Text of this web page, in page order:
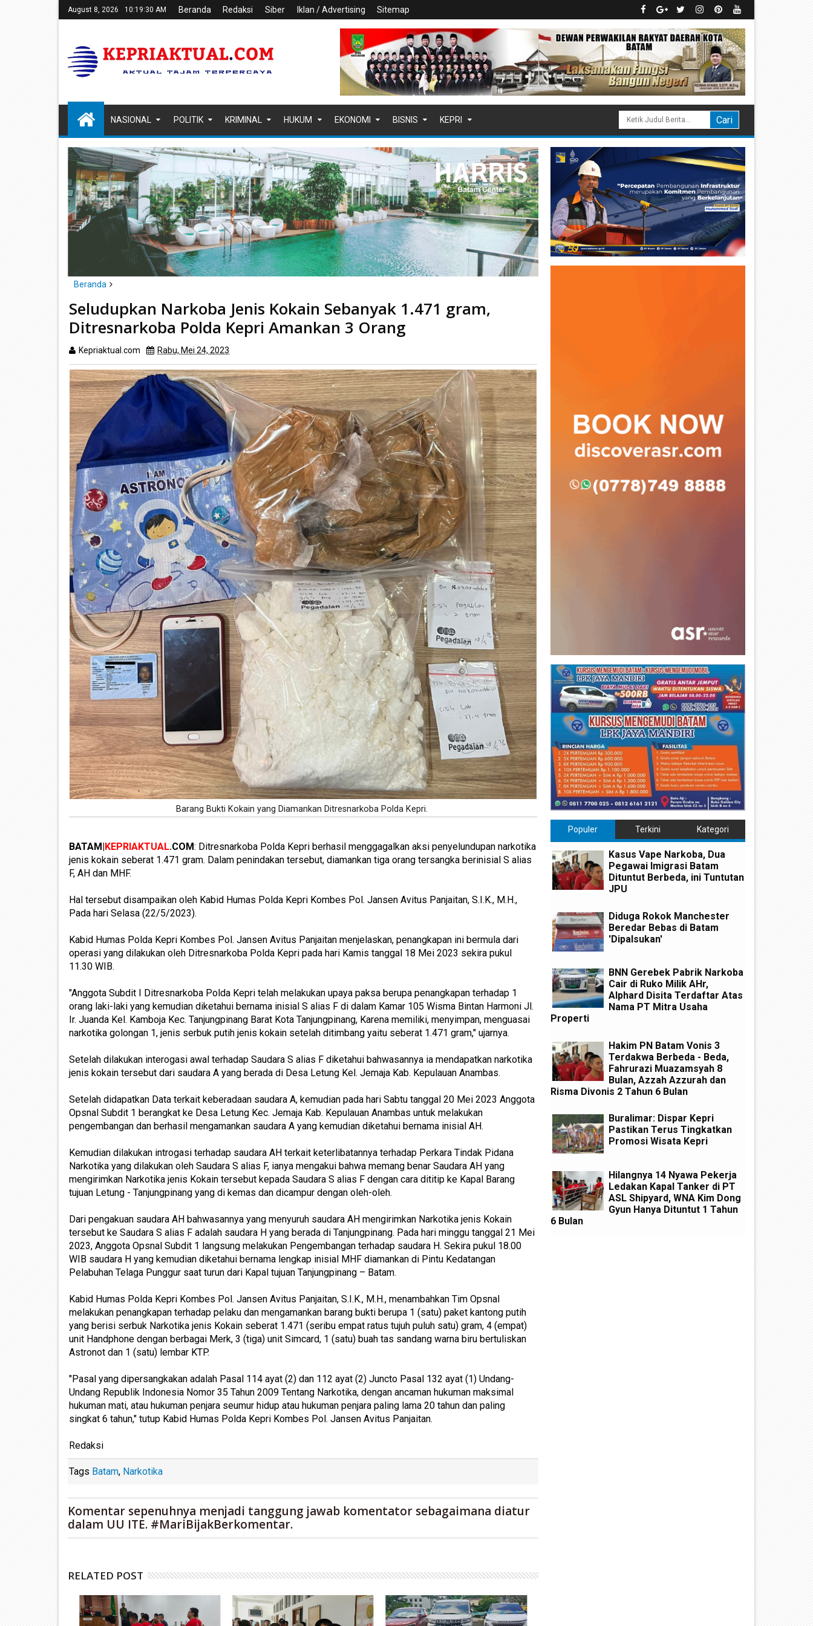
August 8, 2026 10:19:31 AM Beranda Redaksi Siber Iklan / Advertising Sitemap
NASIONAL POLITIK KRIMINAL HUKUM EKONOMI BISNIS KEPRI
Beranda
Seludupkan Narkoba Jenis Kokain Sebanyak 1.471 gram, Ditresnarkoba Polda Kepri Amankan 3 Orang
Seludupkan Narkoba Jenis Kokain Sebanyak 1.471 gram,
Ditresnarkoba Polda Kepri Amankan 3 Orang
Kepriaktual.com Rabu, Mei 24, 2023
Barang Bukti Kokain yang Diamankan Ditresnarkoba Polda Kepri.
BATAM|KEPRIAKTUAL.COM: Ditresnarkoba Polda Kepri berhasil menggagalkan aksi penyelundupan narkotika
jenis kokain seberat 1.471 gram. Dalam penindakan tersebut, diamankan tiga orang tersangka berinisial S alias
F, AH dan MHF.
Hal tersebut disampaikan oleh Kabid Humas Polda Kepri Kombes Pol. Jansen Avitus Panjaitan, S.I.K., M.H.,
Pada hari Selasa (22/5/2023).
Kabid Humas Polda Kepri Kombes Pol. Jansen Avitus Panjaitan menjelaskan, penangkapan ini bermula dari
operasi yang dilakukan oleh Ditresnarkoba Polda Kepri pada hari Kamis tanggal 18 Mei 2023 sekira pukul
11.30 WIB.
"Anggota Subdit I Ditresnarkoba Polda Kepri telah melakukan upaya paksa berupa penangkapan terhadap 1
orang laki-laki yang kemudian diketahui bernama inisial S alias F di dalam Kamar 105 Wisma Bintan Harmoni Jl.
Ir. Juanda Kel. Kamboja Kec. Tanjungpinang Barat Kota Tanjungpinang, Karena memiliki, menyimpan, menguasai
narkotika golongan 1, jenis serbuk putih jenis kokain setelah ditimbang yaitu seberat 1.471 gram," ujarnya.
Setelah dilakukan interogasi awal terhadap Saudara S alias F diketahui bahwasannya ia mendapatkan narkotika
jenis kokain tersebut dari saudara A yang berada di Desa Letung Kel. Jemaja Kab. Kepulauan Anambas.
Setelah didapatkan Data terkait keberadaan saudara A, kemudian pada hari Sabtu tanggal 20 Mei 2023 Anggota
Opsnal Subdit 1 berangkat ke Desa Letung Kec. Jemaja Kab. Kepulauan Anambas untuk melakukan
pengembangan dan berhasil mengamankan saudara A yang kemudian diketahui bernama inisial AH.
Kemudian dilakukan introgasi terhadap saudara AH terkait keterlibatannya terhadap Perkara Tindak Pidana
Narkotika yang dilakukan oleh Saudara S alias F, ianya mengakui bahwa memang benar Saudara AH yang
mengirimkan Narkotika jenis Kokain tersebut kepada Saudara S alias F dengan cara dititip ke Kapal Barang
tujuan Letung - Tanjungpinang yang di kemas dan dicampur dengan oleh-oleh.
Dari pengakuan saudara AH bahwasannya yang menyuruh saudara AH mengirimkan Narkotika jenis Kokain
tersebut ke Saudara S alias F adalah saudara H yang berada di Tanjungpinang. Pada hari minggu tanggal 21 Mei
2023, Anggota Opsnal Subdit 1 langsung melakukan Pengembangan terhadap saudara H. Sekira pukul 18.00
WIB saudara H yang kemudian diketahui bernama lengkap inisial MHF diamankan di Pintu Kedatangan
Pelabuhan Telaga Punggur saat turun dari Kapal tujuan Tanjungpinang – Batam.
Kabid Humas Polda Kepri Kombes Pol. Jansen Avitus Panjaitan, S.I.K., M.H., menambahkan Tim Opsnal
melakukan penangkapan terhadap pelaku dan mengamankan barang bukti berupa 1 (satu) paket kantong putih
yang berisi serbuk Narkotika jenis Kokain seberat 1.471 (seribu empat ratus tujuh puluh satu) gram, 4 (empat)
unit Handphone dengan berbagai Merk, 3 (tiga) unit Simcard, 1 (satu) buah tas sandang warna biru bertuliskan
Astronot dan 1 (satu) lembar KTP.
"Pasal yang dipersangkakan adalah Pasal 114 ayat (2) dan 112 ayat (2) Juncto Pasal 132 ayat (1) Undang-
Undang Republik Indonesia Nomor 35 Tahun 2009 Tentang Narkotika, dengan ancaman hukuman maksimal
hukuman mati, atau hukuman penjara seumur hidup atau hukuman penjara paling lama 20 tahun dan paling
singkat 6 tahun," tutup Kabid Humas Polda Kepri Kombes Pol. Jansen Avitus Panjaitan.
Redaksi
Tags Batam, Narkotika
Komentar sepenuhnya menjadi tanggung jawab komentator sebagaimana diatur
dalam UU ITE. #MariBijakBerkomentar.
RELATED POST
Populer Terkini Kategori
Kasus Vape Narkoba, Dua
Pegawai Imigrasi Batam
Dituntut Berbeda, ini Tuntutan
JPU
Diduga Rokok Manchester
Beredar Bebas di Batam
'Dipalsukan'
BNN Gerebek Pabrik Narkoba
Cair di Ruko Milik AHr,
Alphard Disita Terdaftar Atas
Nama PT Mitra Usaha
Properti
Hakim PN Batam Vonis 3
Terdakwa Berbeda - Beda,
Fahrurazi Muazamsyah 8
Bulan, Azzah Azzurah dan
Risma Divonis 2 Tahun 6 Bulan
Buralimar: Dispar Kepri
Pastikan Terus Tingkatkan
Promosi Wisata Kepri
Hilangnya 14 Nyawa Pekerja
Ledakan Kapal Tanker di PT
ASL Shipyard, WNA Kim Dong
Gyun Hanya Dituntut 1 Tahun
6 Bulan